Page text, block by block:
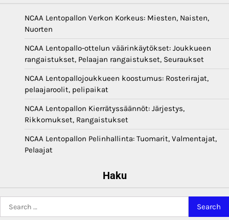
NCAA Lentopallon Verkon Korkeus: Miesten, Naisten,
Nuorten
NCAA Lentopallo-ottelun väärinkäytökset: Joukkueen
rangaistukset, Pelaajan rangaistukset, Seuraukset
NCAA Lentopallojoukkueen koostumus: Rosterirajat,
pelaajaroolit, pelipaikat
NCAA Lentopallon Kierrätyssäännöt: Järjestys,
Rikkomukset, Rangaistukset
NCAA Lentopallon Pelinhallinta: Tuomarit, Valmentajat,
Pelaajat
Haku
for: